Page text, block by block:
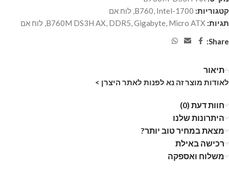
קטגוריות:
B760, Intel-1700
, לוח אם
תגיות:
B760M DS3H AX, DDR5,Gigabyte, Micro ATX
, לוח אם
Share:
תיאור
לאודות מוצר זה נא לפנות לאתר היצרן >
חוות דעת (0)
היתרונות שלנו
מצאת במחיר טוב יותר?
רכישה באילת
משלוח ואספקה